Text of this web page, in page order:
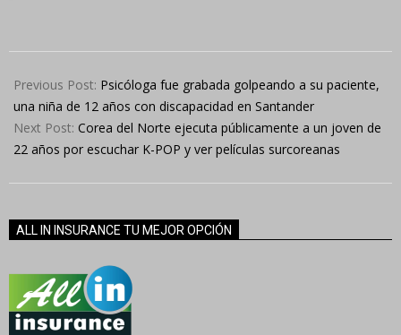
06-
29
Previous Post: Psicóloga fue grabada golpeando a su paciente,
una niña de 12 años con discapacidad en Santander
Next Post: Corea del Norte ejecuta públicamente a un joven de
22 años por escuchar K-POP y ver películas surcoreanas
ALL IN INSURANCE TU MEJOR OPCIÓN